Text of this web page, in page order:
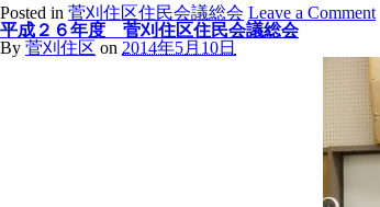
Posted in 菅刈住区住民会議総会 Leave a Comment
平成２６年度 菅刈住区住民会議総会
By 菅刈住区 on 2014年5月10日